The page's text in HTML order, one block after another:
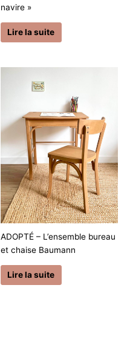
navire »
Lire la suite
ADOPTÉ – L’ensemble bureau
et chaise Baumann
Lire la suite